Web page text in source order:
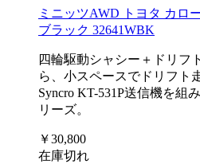
ミニッツAWD トヨタ カロ
ブラック 32641WBK
四輪駆動シャシー＋ドリフ
ら、小スペースでドリフト
Syncro KT-531P送信機を組
リーズ。
￥30,800
在庫切れ